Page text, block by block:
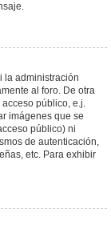
la administración
al foro. De otra
público, e.j.
imágenes que se
público) ni
de autenticación,
etc. Para exhibir